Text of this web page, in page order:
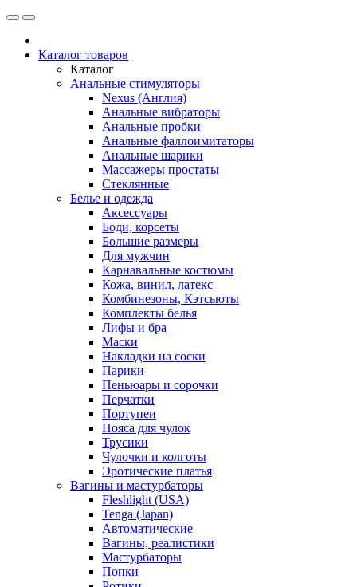
Каталог товаров
Каталог
Анальные стимуляторы
Nexus (Англия)
Анальные вибраторы
Анальные пробки
Анальные фаллоимитаторы
Анальные шарики
Массажеры простаты
Стеклянные
Белье и одежда
Аксессуары
Боди, корсеты
Большие размеры
Для мужчин
Карнавальные костюмы
Кожа, винил, латекс
Комбинезоны, Кэтсьюты
Комплекты белья
Лифы и бра
Маски
Накладки на соски
Парики
Пеньюары и сорочки
Перчатки
Портупеи
Пояса для чулок
Трусики
Чулочки и колготы
Эротические платья
Вагины и мастурбаторы
Fleshlight (USA)
Tenga (Japan)
Автоматические
Вагины, реалистики
Мастурбаторы
Попки